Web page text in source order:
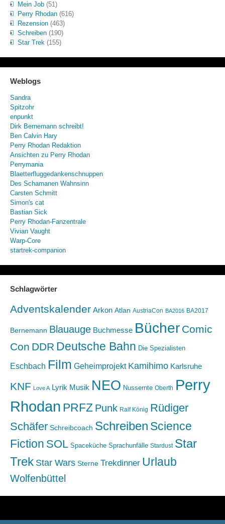
Mein Job(51)
Perry Rhodan(616)
Rezension(463)
Schreiben(190)
Star Trek(155)
Weblogs
Sandra
Spitzohr
enpunkt
Dirk Bernemann schreibt!
Ben Calvin Hary
Perry Rhodan Redaktion
Ansichten zu Perry Rhodan
Perrymania
Blaetterfluggedankenschnuppen
Des Schamanen Wahnsinn
Carsten Schmitt
Simon's cat
Bastian Sick
Perry Rhodan-Fanzentrale
Vivian Vaught
Warp-Core
startrek-companion
Schlagwörter
Adventskalender Arkon Atlan AustriaCon BA2016 BA2017
Bernemann Blauauge Buchmesse Bücher Comic
Con DDR Deutsche Bahn Die Spezialisten
Eschbach Film Geheimprojekt Kamihimo Karlsruhe
KNF Love A Lyrik Musik NEO Nussernte Oberth Perry
Rhodan PRFZ Punk Ralf König Rüdiger
Schäfer Schreibcoach Schreiben Science
Fiction SOL Spaceküche Sprachunfälle Stardust Star
Trek Star Wars Sterne Trekdinner Urlaub
Wolfenbüttel